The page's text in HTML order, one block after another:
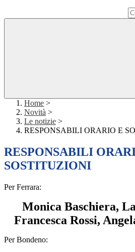
Home >
Novità >
Le notizie >
RESPONSABILI ORARIO E
RESPONSABILI
SOSTITUZIONI
Per Ferrara:
Monica Baschiera,
Francesca Rossi,
Per Bondeno: